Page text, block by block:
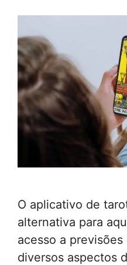
O aplicativo de
alternativa para
acesso a
diversos aspectos